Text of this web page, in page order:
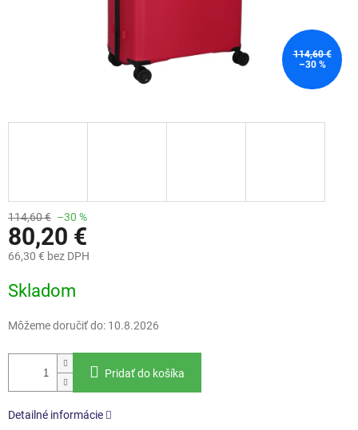
114,60 €
–30 %
114,60 € –30 %
80,20 €
66,30 € bez DPH
cena:
Skladom
Môžeme doručiť do: 10.8.2026
Pridať do košíka
Detailné informácie